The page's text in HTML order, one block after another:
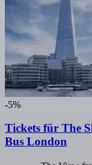
-5%
Tickets für The
Bus London